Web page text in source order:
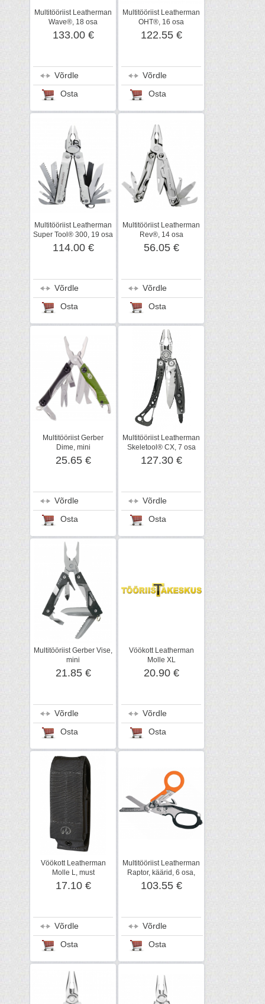
Multitööriist Leatherman
Wave®, 18 osa
133.00 €
Võrdle
Osta
Multitööriist Leatherman
OHT®, 16 osa
122.55 €
Võrdle
Osta
Multitööriist Leatherman
Super Tool® 300, 19 osa
114.00 €
Võrdle
Osta
Multitööriist Leatherman
Rev®, 14 osa
56.05 €
Võrdle
Osta
Multitööriist Gerber
Dime, mini
25.65 €
Võrdle
Osta
Multitööriist Leatherman
Skeletool® CX, 7 osa
127.30 €
Võrdle
Osta
Multitööriist Gerber Vise,
mini
21.85 €
Võrdle
Osta
Vöökott Leatherman
Molle XL
20.90 €
Võrdle
Osta
Vöökott Leatherman
Molle L, must
17.10 €
Võrdle
Osta
Multitööriist Leatherman
Raptor, käärid, 6 osa,
must/oranz
103.55 €
Võrdle
Osta